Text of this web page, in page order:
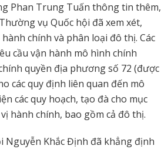
Phan Trung Tuấn thông tin thêm,
vụ Quốc hội đã xem xét,
chính và phân loại đô thị. Các
cầu vận hành mô hình chính
quyền địa phương số 72 (được
các quy định liên quan đến mô
các quy hoạch, tạo đà cho mục
hành chính, bao gồm cả đô thị.
Nguyễn Khắc Định đã khẳng định